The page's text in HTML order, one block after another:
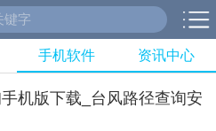
手机软件 资讯中心
机版下载_台风路径查询安